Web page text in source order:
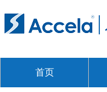
首页